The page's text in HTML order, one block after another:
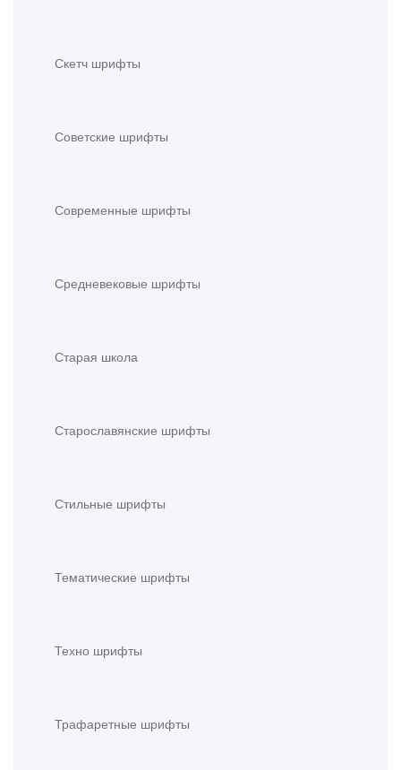
Скетч шрифты
Советские шрифты
Современные шрифты
Средневековые шрифты
Старая школа
Старославянские шрифты
Стильные шрифты
Тематические шрифты
Техно шрифты
Трафаретные шрифты